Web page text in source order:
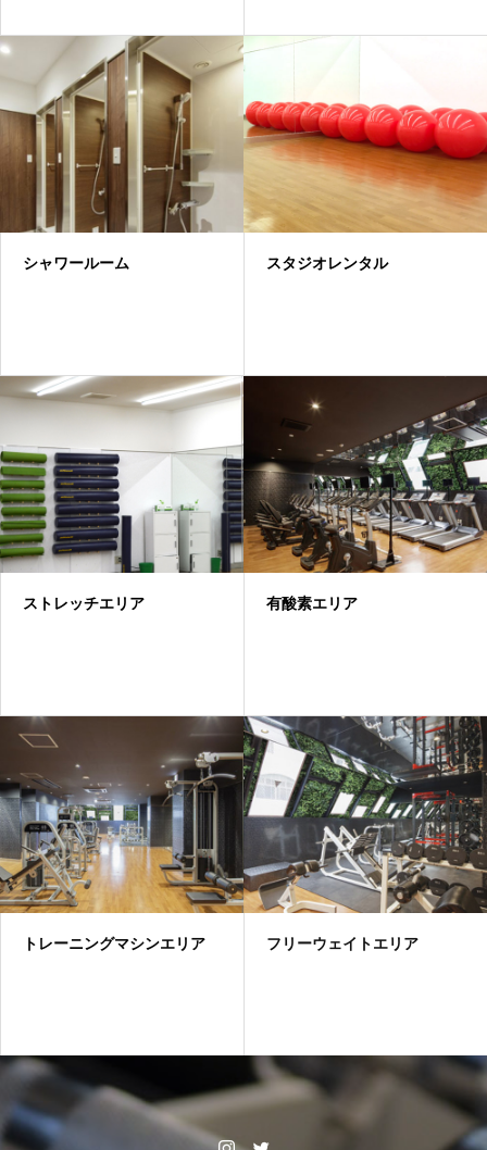
シャワールーム スタジオレンタル
ストレッチエリア 有酸素エリア
トレーニングマシンエリア フリーウェイトエリア